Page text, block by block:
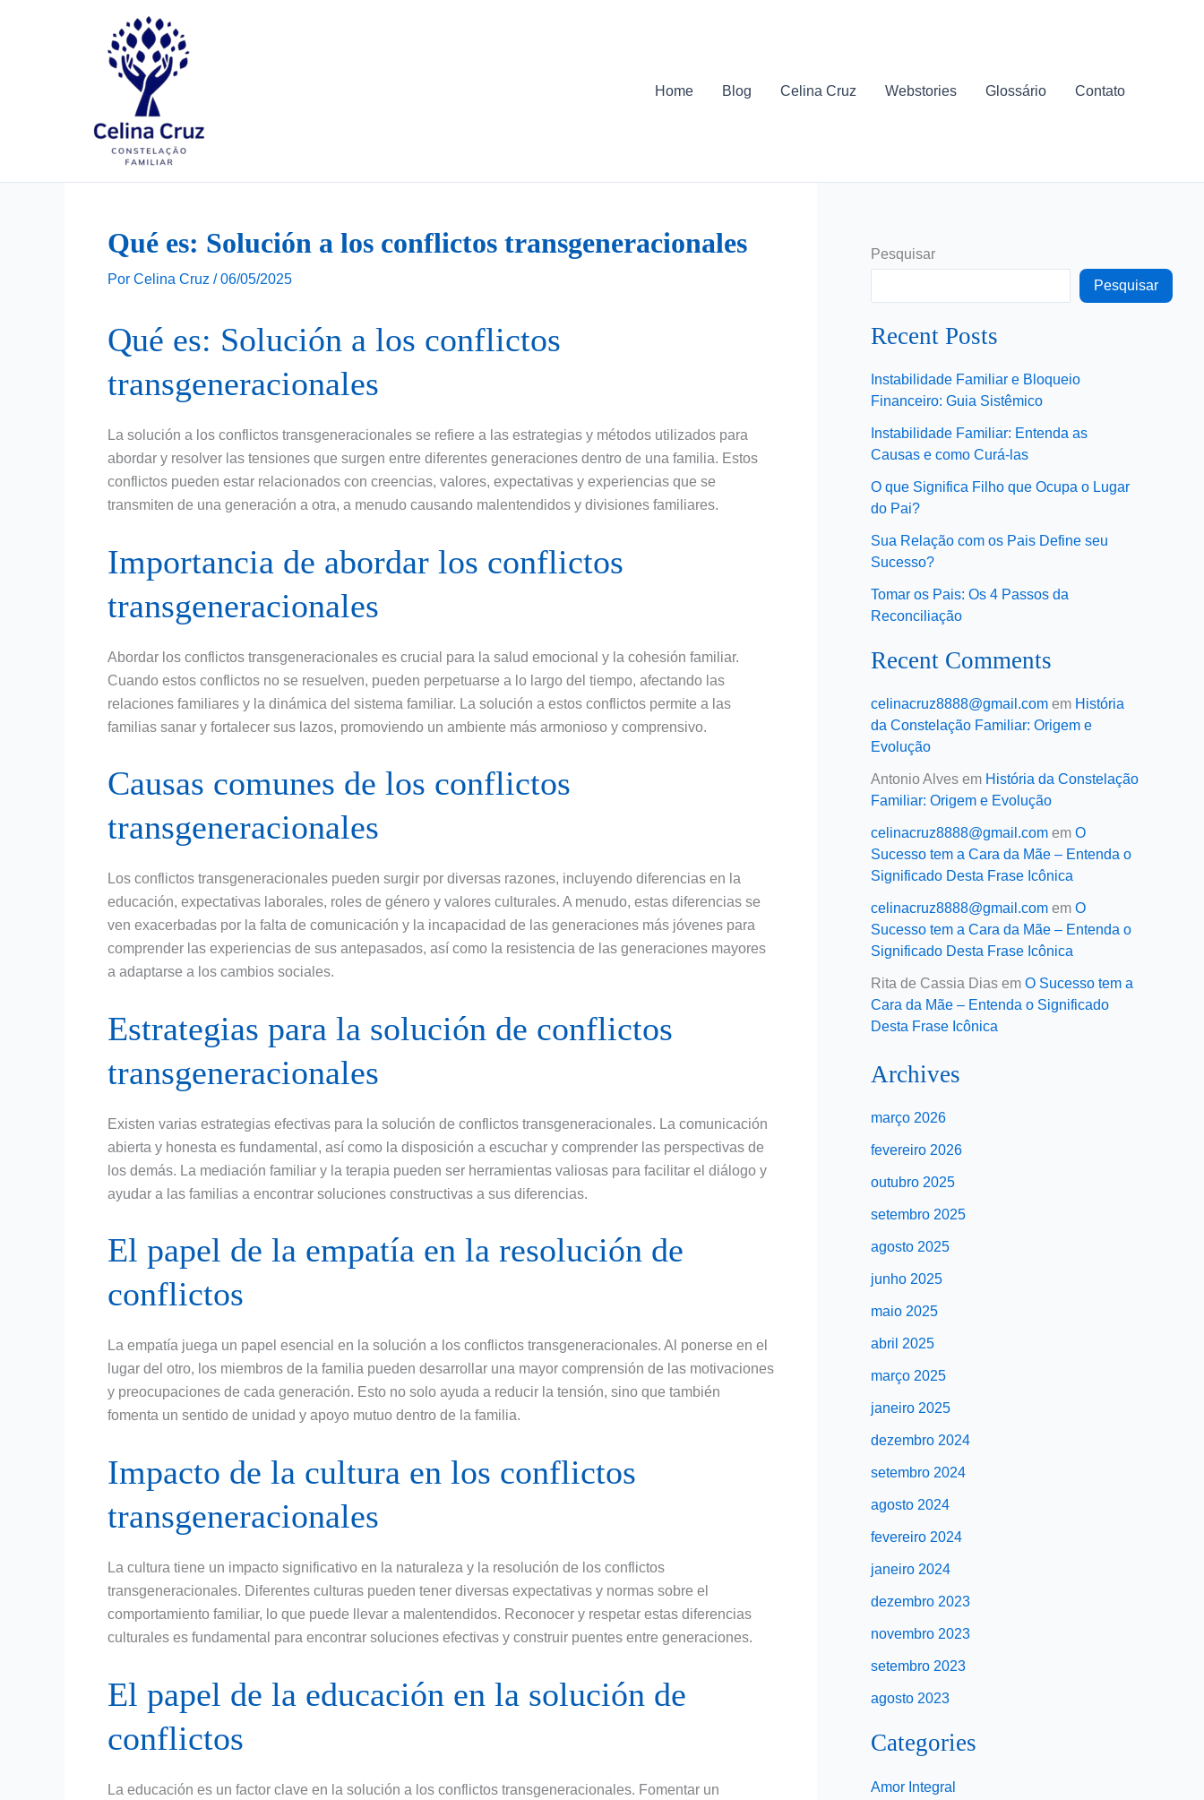
Home Blog Celina Cruz Webstories Glossário Contato
Qué es: Solución a los conflictos transgeneracionales
Por Celina Cruz /06/05/2025
Qué es: Solución a los conflictos
transgeneracionales
La solución a los conflictos transgeneracionales se refiere a las estrategias y métodos utilizados para
abordar y resolver las tensiones que surgen entre diferentes generaciones dentro de una familia. Estos
conflictos pueden estar relacionados con creencias, valores, expectativas y experiencias que se
transmiten de una generación a otra, a menudo causando malentendidos y divisiones familiares.
Importancia de abordar los conflictos
transgeneracionales
Abordar los conflictos transgeneracionales es crucial para la salud emocional y la cohesión familiar.
Cuando estos conflictos no se resuelven, pueden perpetuarse a lo largo del tiempo, afectando las
relaciones familiares y la dinámica del sistema familiar. La solución a estos conflictos permite a las
familias sanar y fortalecer sus lazos, promoviendo un ambiente más armonioso y comprensivo.
Causas comunes de los conflictos
transgeneracionales
Los conflictos transgeneracionales pueden surgir por diversas razones, incluyendo diferencias en la
educación, expectativas laborales, roles de género y valores culturales. A menudo, estas diferencias se
ven exacerbadas por la falta de comunicación y la incapacidad de las generaciones más jóvenes para
comprender las experiencias de sus antepasados, así como la resistencia de las generaciones mayores
a adaptarse a los cambios sociales.
Estrategias para la solución de conflictos
transgeneracionales
Existen varias estrategias efectivas para la solución de conflictos transgeneracionales. La comunicación
abierta y honesta es fundamental, así como la disposición a escuchar y comprender las perspectivas de
los demás. La mediación familiar y la terapia pueden ser herramientas valiosas para facilitar el diálogo y
ayudar a las familias a encontrar soluciones constructivas a sus diferencias.
El papel de la empatía en la resolución de
conflictos
La empatía juega un papel esencial en la solución a los conflictos transgeneracionales. Al ponerse en el
lugar del otro, los miembros de la familia pueden desarrollar una mayor comprensión de las motivaciones
y preocupaciones de cada generación. Esto no solo ayuda a reducir la tensión, sino que también
fomenta un sentido de unidad y apoyo mutuo dentro de la familia.
Impacto de la cultura en los conflictos
transgeneracionales
La cultura tiene un impacto significativo en la naturaleza y la resolución de los conflictos
transgeneracionales. Diferentes culturas pueden tener diversas expectativas y normas sobre el
comportamiento familiar, lo que puede llevar a malentendidos. Reconocer y respetar estas diferencias
culturales es fundamental para encontrar soluciones efectivas y construir puentes entre generaciones.
El papel de la educación en la solución de
conflictos
La educación es un factor clave en la solución a los conflictos transgeneracionales. Fomentar un
Pesquisar
Pesquisar
Recent Posts
Instabilidade Familiar e Bloqueio
Financeiro: Guia Sistêmico
Instabilidade Familiar: Entenda as
Causas e como Curá-las
O que Significa Filho que Ocupa o Lugar
do Pai?
Sua Relação com os Pais Define seu
Sucesso?
Tomar os Pais: Os 4 Passos da
Reconciliação
Recent Comments
celinacruz8888@gmail.com em História
da Constelação Familiar: Origem e
Evolução
Antonio Alves em História da Constelação
Familiar: Origem e Evolução
celinacruz8888@gmail.com em O
Sucesso tem a Cara da Mãe – Entenda o
Significado Desta Frase Icônica
celinacruz8888@gmail.com em O
Sucesso tem a Cara da Mãe – Entenda o
Significado Desta Frase Icônica
Rita de Cassia Dias em O Sucesso tem a
Cara da Mãe – Entenda o Significado
Desta Frase Icônica
Archives
março 2026
fevereiro 2026
outubro 2025
setembro 2025
agosto 2025
junho 2025
maio 2025
abril 2025
março 2025
janeiro 2025
dezembro 2024
setembro 2024
agosto 2024
fevereiro 2024
janeiro 2024
dezembro 2023
novembro 2023
setembro 2023
agosto 2023
Categories
Amor Integral